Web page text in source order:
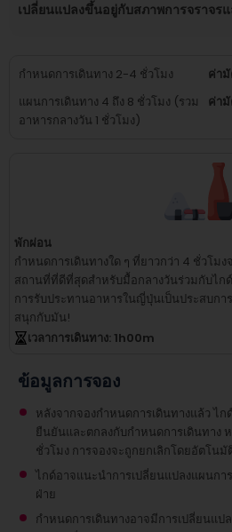
เปลี่ยนแปลงขึ้นอยู่กับสภาพการจราจร
กำหนดการเดินทาง 2-4 ชั่วโมง
ค่า
แผนการเดินทาง 4 ถึง 8 ชั่วโมง (รวม
อาหารกลางวัน 1 ชั่วโมง)
ค่า
พักผ่อน
กำหนดการเดินทางใด ๆ ที่ยาวกว่า 4 ชั่วโม
สถานที่ที่ดีที่สุดสำหรับมื้อกลางวันร่วมกับไก
การรับประทานอาหารในญี่ปุ่นเป็นประสบกา
สนุกกับมัน!
เวลาการเดินทาง: 1h00m
ข้อมูลการจอง
หลังจากจองกำหนดการเดินทางแล้ว ไก
ยืนยันและตกลงกับกำหนดการเดินทาง
ชั่วโมง การจองจะถูกยกเลิกโดยอัตโนมั
ไกด์อาจแนะนำการเปลี่ยนแปลงแผนกา
ฝ่าย
กำหนดการเดินทางอาจมีการเปลี่ยนแป